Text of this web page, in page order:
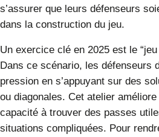
s’assurer que leurs défenseurs
dans la construction du jeu.
Un exercice clé en 2025 est le
Dans ce scénario, les défenseurs
pression en s’appuyant sur des
ou diagonales. Cet atelier
capacité à trouver des passes
situations compliquées. Pour